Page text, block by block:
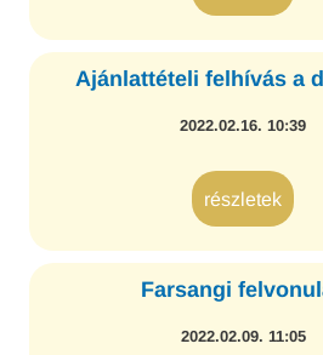
Ajánlattételi felhívás a
2022.02.16. 10:39
részletek
Farsangi
2022.02.09. 11:05